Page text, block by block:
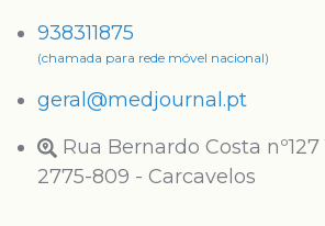
938311875
(chamada para rede móvel nacional)
geral@medjournal.pt
Rua Bernardo Costa nº127
2775-809 - Carcavelos